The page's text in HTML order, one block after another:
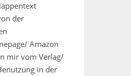
der
Amazon
mir vom Verlag/
in der